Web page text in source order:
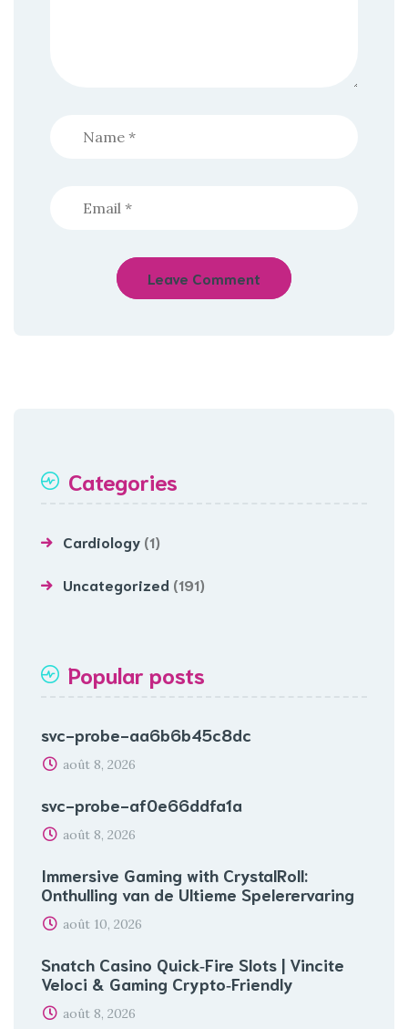
Categories
Cardiology (1)
Uncategorized (191)
Popular posts
svc-probe-aa6b6b45c8dc
août 8, 2026
svc-probe-af0e66ddfa1a
août 8, 2026
Immersive Gaming with CrystalRoll:
Onthulling van de Ultieme Spelerervaring
août 10, 2026
Snatch Casino Quick‑Fire Slots | Vincite
Veloci & Gaming Crypto‑Friendly
août 8, 2026